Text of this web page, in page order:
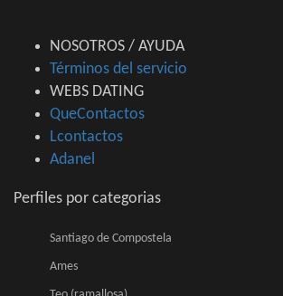
NOSOTROS / AYUDA
Términos del servicio
WEBS DATING
QueContactos
Lcontactos
Adanel
Perfiles por categorias
Santiago de Compostela
Ames